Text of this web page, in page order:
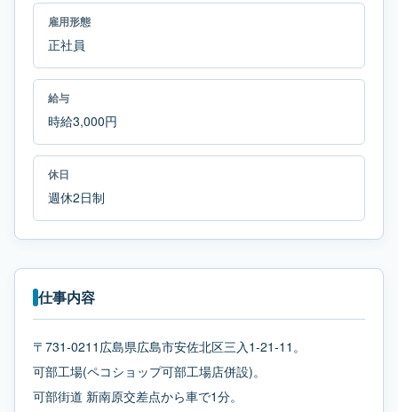
雇用形態
正社員
給与
時給3,000円
休日
週休2日制
仕事内容
〒731-0211広島県広島市安佐北区三入1-21-11。
可部工場(ペコショップ可部工場店併設)。
可部街道 新南原交差点から車で1分。